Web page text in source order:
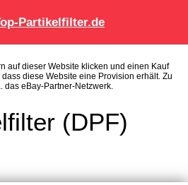
Partikelfilter.de
auf dieser Website klicken und einen Kauf
diese Website eine Provision erhält. Zu
das eBay-Partner-Netzwerk.
(DPF)